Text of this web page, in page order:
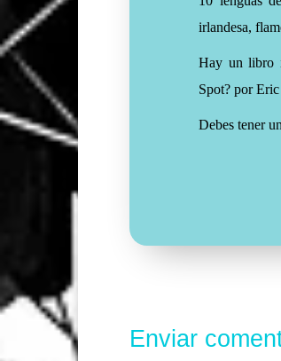
irlandesa,
Hay un libro
Spot? por
Debes tener
Enviar